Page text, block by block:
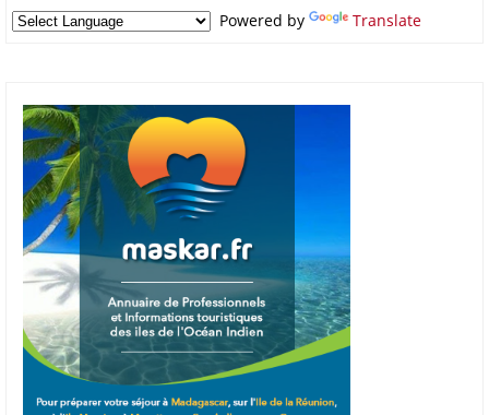
Powered by Translate